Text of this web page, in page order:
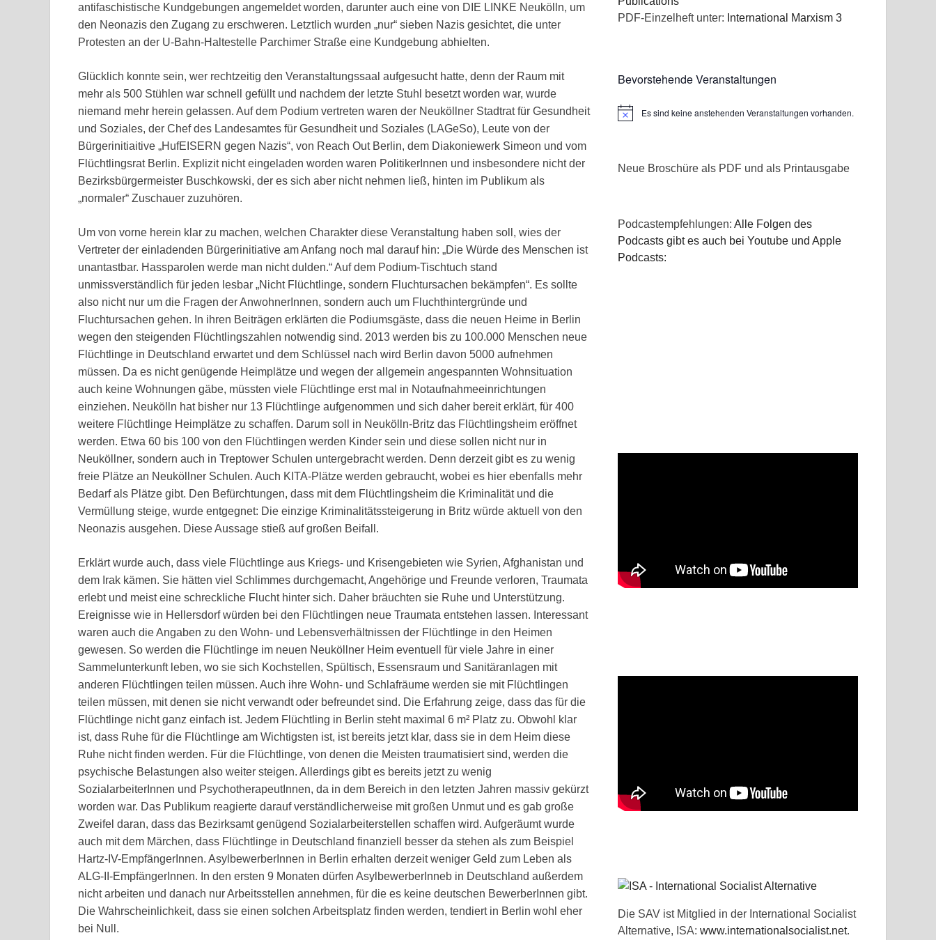
antifaschistische Kundgebungen angemeldet worden, darunter auch eine von DIE LINKE Neukölln, um
den Neonazis den Zugang zu erschweren. Letztlich wurden „nur“ sieben Nazis gesichtet, die unter
Protesten an der U-Bahn-Haltestelle Parchimer Straße eine Kundgebung abhielten.
Glücklich konnte sein, wer rechtzeitig den Veranstaltungssaal aufgesucht hatte, denn der Raum mit
mehr als 500 Stühlen war schnell gefüllt und nachdem der letzte Stuhl besetzt worden war, wurde
niemand mehr herein gelassen. Auf dem Podium vertreten waren der Neuköllner Stadtrat für Gesundheit
und Soziales, der Chef des Landesamtes für Gesundheit und Soziales (LAGeSo), Leute von der
Bürgerinitiaitive „HufEISERN gegen Nazis“, von Reach Out Berlin, dem Diakoniewerk Simeon und vom
Flüchtlingsrat Berlin. Explizit nicht eingeladen worden waren PolitikerInnen und insbesondere nicht der
Bezirksbürgermeister Buschkowski, der es sich aber nicht nehmen ließ, hinten im Publikum als
„normaler“ Zuschauer zuzuhören.
Um von vorne herein klar zu machen, welchen Charakter diese Veranstaltung haben soll, wies der
Vertreter der einladenden Bürgerinitiative am Anfang noch mal darauf hin: „Die Würde des Menschen ist
unantastbar. Hassparolen werde man nicht dulden.“ Auf dem Podium-Tischtuch stand
unmissverständlich für jeden lesbar „Nicht Flüchtlinge, sondern Fluchtursachen bekämpfen“. Es sollte
also nicht nur um die Fragen der AnwohnerInnen, sondern auch um Fluchthintergründe und
Fluchtursachen gehen. In ihren Beiträgen erklärten die Podiumsgäste, dass die neuen Heime in Berlin
wegen den steigenden Flüchtlingszahlen notwendig sind. 2013 werden bis zu 100.000 Menschen neue
Flüchtlinge in Deutschland erwartet und dem Schlüssel nach wird Berlin davon 5000 aufnehmen
müssen. Da es nicht genügende Heimplätze und wegen der allgemein angespannten Wohnsituation
auch keine Wohnungen gäbe, müssten viele Flüchtlinge erst mal in Notaufnahmeeinrichtungen
einziehen. Neukölln hat bisher nur 13 Flüchtlinge aufgenommen und sich daher bereit erklärt, für 400
weitere Flüchtlinge Heimplätze zu schaffen. Darum soll in Neukölln-Britz das Flüchtlingsheim eröffnet
werden. Etwa 60 bis 100 von den Flüchtlingen werden Kinder sein und diese sollen nicht nur in
Neuköllner, sondern auch in Treptower Schulen untergebracht werden. Denn derzeit gibt es zu wenig
freie Plätze an Neuköllner Schulen. Auch KITA-Plätze werden gebraucht, wobei es hier ebenfalls mehr
Bedarf als Plätze gibt. Den Befürchtungen, dass mit dem Flüchtlingsheim die Kriminalität und die
Vermüllung steige, wurde entgegnet: Die einzige Kriminalitätssteigerung in Britz würde aktuell von den
Neonazis ausgehen. Diese Aussage stieß auf großen Beifall.
Erklärt wurde auch, dass viele Flüchtlinge aus Kriegs- und Krisengebieten wie Syrien, Afghanistan und
dem Irak kämen. Sie hätten viel Schlimmes durchgemacht, Angehörige und Freunde verloren, Traumata
erlebt und meist eine schreckliche Flucht hinter sich. Daher bräuchten sie Ruhe und Unterstützung.
Ereignisse wie in Hellersdorf würden bei den Flüchtlingen neue Traumata entstehen lassen. Interessant
waren auch die Angaben zu den Wohn- und Lebensverhältnissen der Flüchtlinge in den Heimen
gewesen. So werden die Flüchtlinge im neuen Neuköllner Heim eventuell für viele Jahre in einer
Sammelunterkunft leben, wo sie sich Kochstellen, Spültisch, Essensraum und Sanitäranlagen mit
anderen Flüchtlingen teilen müssen. Auch ihre Wohn- und Schlafräume werden sie mit Flüchtlingen
teilen müssen, mit denen sie nicht verwandt oder befreundet sind. Die Erfahrung zeige, dass das für die
Flüchtlinge nicht ganz einfach ist. Jedem Flüchtling in Berlin steht maximal 6 m² Platz zu. Obwohl klar
ist, dass Ruhe für die Flüchtlinge am Wichtigsten ist, ist bereits jetzt klar, dass sie in dem Heim diese
Ruhe nicht finden werden. Für die Flüchtlinge, von denen die Meisten traumatisiert sind, werden die
psychische Belastungen also weiter steigen. Allerdings gibt es bereits jetzt zu wenig
SozialarbeiterInnen und PsychotherapeutInnen, da in dem Bereich in den letzten Jahren massiv gekürzt
worden war. Das Publikum reagierte darauf verständlicherweise mit großen Unmut und es gab große
Zweifel daran, dass das Bezirksamt genügend Sozialarbeiterstellen schaffen wird. Aufgeräumt wurde
auch mit dem Märchen, dass Flüchtlinge in Deutschland finanziell besser da stehen als zum Beispiel
Hartz-IV-EmpfängerInnen. AsylbewerberInnen in Berlin erhalten derzeit weniger Geld zum Leben als
ALG-II-EmpfängerInnen. In den ersten 9 Monaten dürfen AsylbewerberInneb in Deutschland außerdem
nicht arbeiten und danach nur Arbeitsstellen annehmen, für die es keine deutschen BewerberInnen gibt.
Die Wahrscheinlichkeit, dass sie einen solchen Arbeitsplatz finden werden, tendiert in Berlin wohl eher
bei Null.
PDF-Einzelheft unter: International Marxism 3
Bevorstehende Veranstaltungen
HinweisEs sind keine anstehenden Veranstaltungen vorhanden.
Neue Broschüre als PDF und als Printausgabe
Podcastempfehlungen:Alle Folgen des
Podcasts gibt es auch bei Youtube und Apple
Podcasts:
Die SAV ist Mitglied in der International Socialist
Alternative, ISA:www.internationalsocialist.net.